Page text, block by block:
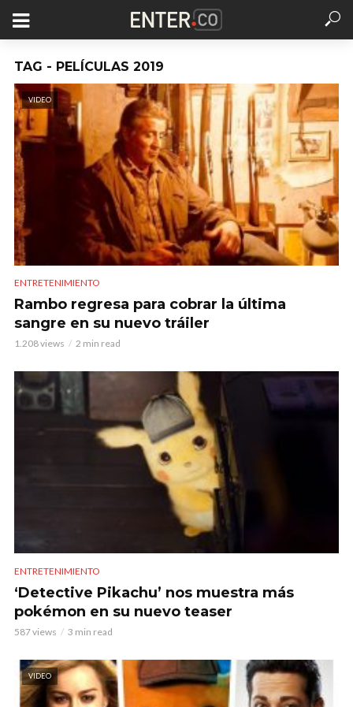
TAG - PELÍCULAS 2019
VIDEO
ENTRETENIMIENTO
Rambo regresa para cobrar la última
sangre en su nuevo tráiler
1.208 views 2 min read
ENTRETENIMIENTO
‘Detective Pikachu’ nos muestra más
pokémon en su nuevo teaser
587 views 3 min read
VIDEO